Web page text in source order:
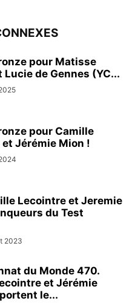
pour Matisse
Lucie de Gennes (YC...
pour Camille
Jérémie Mion !
Lecointre et Jeremie
du Test
2023
du Monde 470.
et Jérémie
le...